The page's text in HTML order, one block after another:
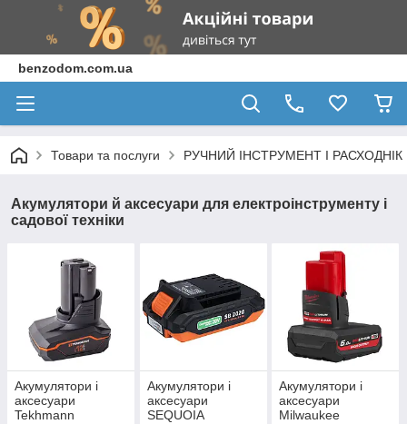
benzodom.com.ua
Товари та послуги РУЧНИЙ ІНСТРУМЕНТ І РАСХОДНІК
Акумулятори й аксесуари для електроінструменту і
садової техніки
Акумулятори і
аксесуари
Tekhmann
Акумулятори і
аксесуари
SEQUOIA
Акумулятори і
аксесуари
Milwaukee